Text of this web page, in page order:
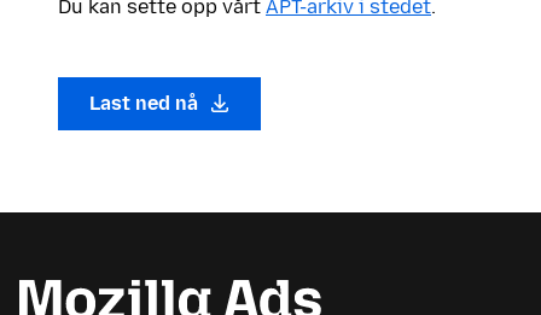
Du kan sette opp vårt APT-arkiv i stedet.
Last ned nå